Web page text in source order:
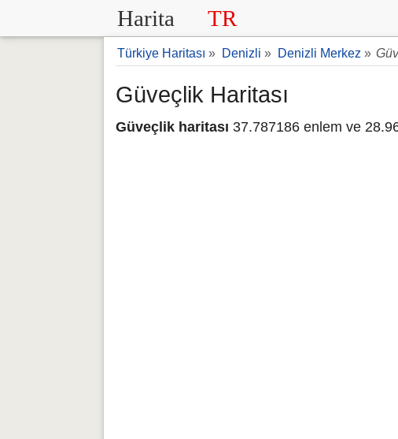
Harita TR
Türkiye Haritası » Denizli » Denizli Merkez »
Güveçlik Haritası
Güveçlik haritası 37.787186 enlem ve